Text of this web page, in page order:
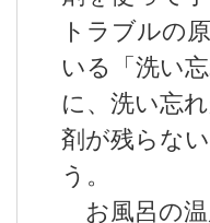
トラブルの
いる「洗い
に、洗い忘
剤が残らな
う。
お風呂の温